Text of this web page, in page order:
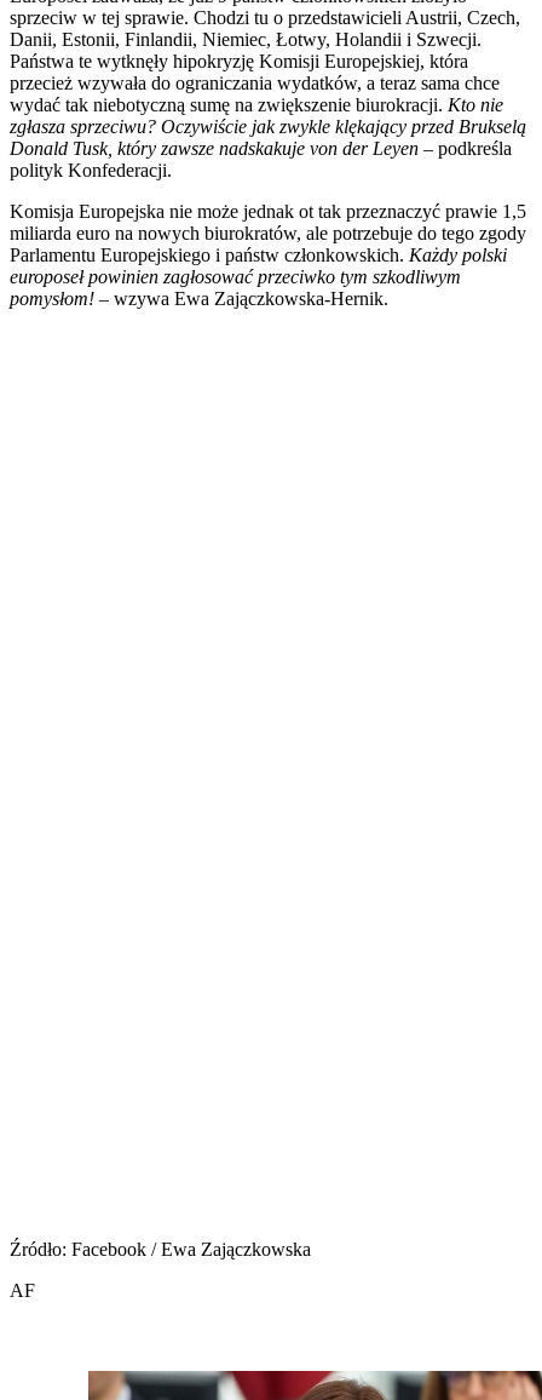
sprzeciw w tej sprawie. Chodzi tu o przedstawicieli Austrii, Czech,
Danii, Estonii, Finlandii, Niemiec, Łotwy, Holandii i Szwecji.
Państwa te wytknęły hipokryzję Komisji Europejskiej, która
przecież wzywała do ograniczania wydatków, a teraz sama chce
wydać tak niebotyczną sumę na zwiększenie biurokracji. Kto nie
zgłasza sprzeciwu? Oczywiście jak zwykle klękający przed Brukselą
Donald Tusk, który zawsze nadskakuje von der Leyen – podkreśla
polityk Konfederacji.
Komisja Europejska nie może jednak ot tak przeznaczyć prawie 1,5
miliarda euro na nowych biurokratów, ale potrzebuje do tego zgody
Parlamentu Europejskiego i państw członkowskich. Każdy polski
europoseł powinien zagłosować przeciwko tym szkodliwym
pomysłom! – wzywa Ewa Zajączkowska-Hernik.
Źródło: Facebook / Ewa Zajączkowska
AF